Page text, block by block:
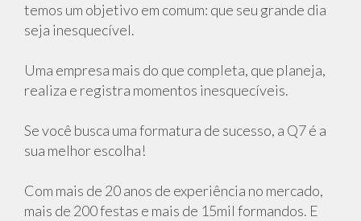
temos um objetivo em comum: que seu grande dia
seja inesquecível.
Uma empresa mais do que completa, que planeja,
realiza e registra momentos inesquecíveis.
Se você busca uma formatura de sucesso, a Q7 é a
sua melhor escolha!
Com mais de 20 anos de experiência no mercado,
mais de 200 festas e mais de 15mil formandos. E